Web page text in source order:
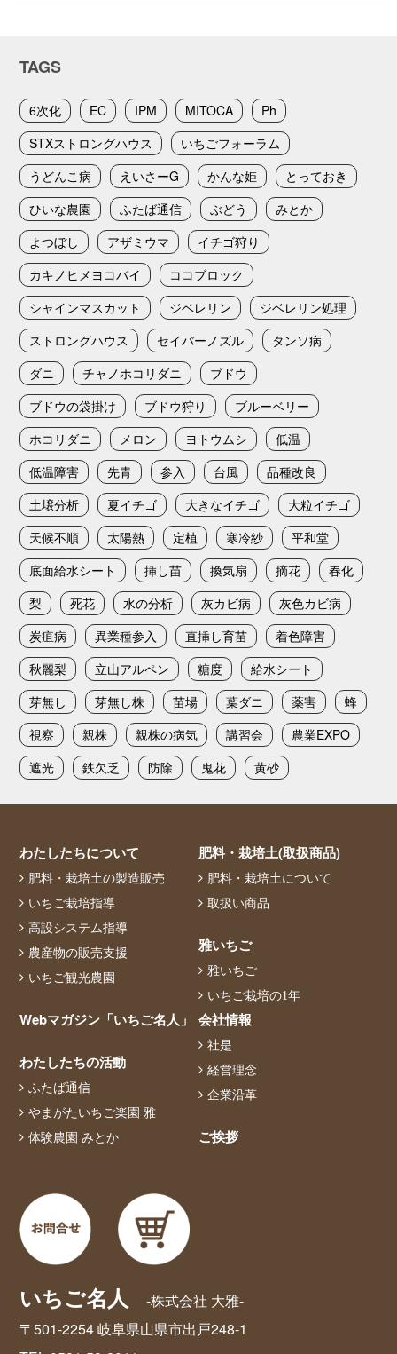
TAGS
6次化 EC IPM MITOCA
Ph
STXストロングハウス
いちごフォーラム
うどんこ病
えいさーG かんな姫
とっておき
ひいな農園
ふたば通信 ぶどう
みとか
よつぼし
アザミウマ
イチゴ狩り
カキノヒメヨコバイ
ココブロック
シャインマスカット
ジベレリン
ジベレリン処理
ストロングハウス
セイバーノズル
タンソ病
ダニ
チャノホコリダニ
ブドウ
ブドウの袋掛け
ブドウ狩り
ブルーベリー
ホコリダニ
メロン ヨトウムシ
低温
低温障害
先青 参入 台風
品種改良
土壌分析
夏イチゴ 大きなイチゴ
大粒イチゴ
天候不順
太陽熱 定植 寒冷紗
平和堂
底面給水シート
挿し苗 換気扇 摘花
春化
梨
死花 水の分析 灰カビ病
灰色カビ病
炭疽病
異業種参入 直挿し育苗
着色障害
秋麗梨
立山アルペン 糖度
給水シート
芽無し
芽無し株 苗場 葉ダニ 薬害
蜂
視察
親株 親株の病気 講習会
農業EXPO
遮光
鉄欠乏 防除 鬼花 黄砂
わたしたちについて
肥料・栽培土の製造販売
いちご栽培指導
高設システム指導
農産物の販売支援
いちご観光農園
肥料・栽培土(取扱商品)
肥料・栽培土について
取扱い商品
雅いちご
雅いちご
いちご栽培の1年
Webマガジン「いちご名人」
わたしたちの活動
ふたば通信
やまがたいちご楽園 雅
体験農園 みとか
会社情報
社是
経営理念
企業沿革
ご挨拶
いちご名人
-株式会社 大雅-
〒501-2254 岐阜県山県市出戸248-1